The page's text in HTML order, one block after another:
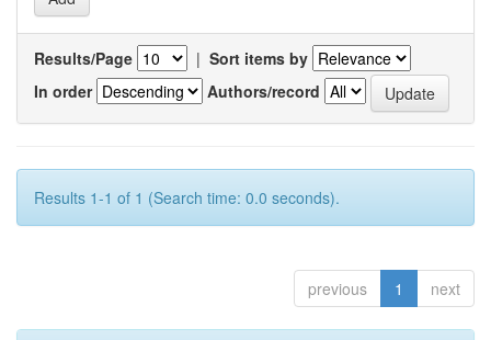
Results/Page | Sort items by
In order
Authors/record
Results 1-1 of 1 (Search time: 0.0 seconds).
previous 1 next